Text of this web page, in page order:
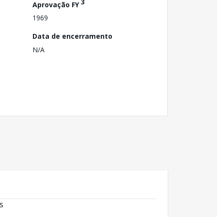
Aprovação FY
1969
Data de encerramento
N/A